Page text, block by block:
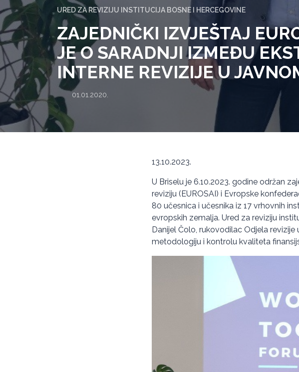
URED ZA REVIZIJU INSTITUCIJA BOSNE I HERCEGOVINE
ZAJEDNIČKI IZVJEŠTAJ
JE O SARADNJI IZMEĐU
INTERNE REVIZIJE U
01.01.2020.
13.10.2023.
U Briselu je 6.10.2023. godine održan
reviziju (EUROSAI) i Evropske
80 učesnica i učesnika iz 17 vrhovnih
evropskih zemalja. Ured za reviziju
Danijel Čolo, rukovodilac Odjela
metodologiju i kontrolu kvaliteta